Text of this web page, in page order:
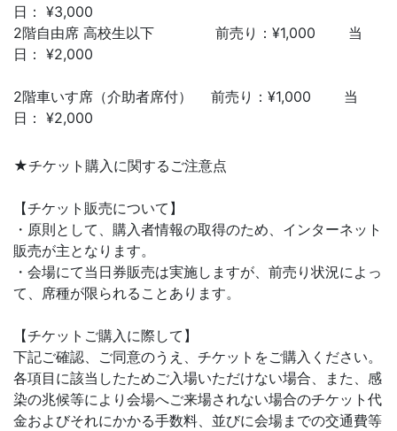
日： ¥3,000
2階自由席 高校生以下 前売り：¥1,000 当
日： ¥2,000
2階車いす席（介助者席付） 前売り：¥1,000 当
日： ¥2,000
★チケット購入に関するご注意点
【チケット販売について】
・原則として、購入者情報の取得のため、インターネット
販売が主となります。
・会場にて当日券販売は実施しますが、前売り状況によっ
て、席種が限られることあります。
【チケットご購入に際して】
下記ご確認、ご同意のうえ、チケットをご購入ください。
各項目に該当したためご入場いただけない場合、また、感
染の兆候等により会場へご来場されない場合のチケット代
金およびそれにかかる手数料、並びに会場までの交通費等